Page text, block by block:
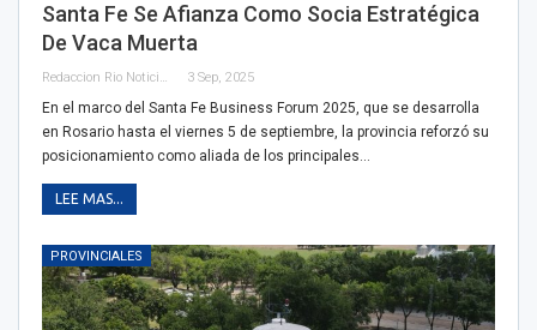
Santa Fe Se Afianza Como Socia Estratégica
De Vaca Muerta
Redaccion Rio Noticias 3 Sep, 2025
En el marco del Santa Fe Business Forum 2025, que se desarrolla
en Rosario hasta el viernes 5 de septiembre, la provincia reforzó su
posicionamiento como aliada de los principales…
LEE MAS...
PROVINCIALES